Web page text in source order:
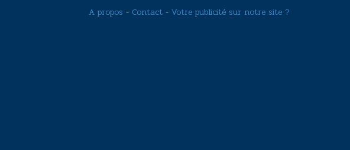
A propos - Contact - Votre publicité sur notre site ?